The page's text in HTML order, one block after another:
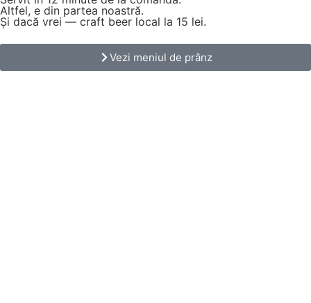
Altfel, e din partea noastră.
Și dacă vrei — craft beer local la 15 lei.
Vezi meniul de prânz